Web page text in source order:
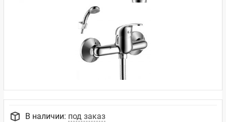
В наличии: под заказ